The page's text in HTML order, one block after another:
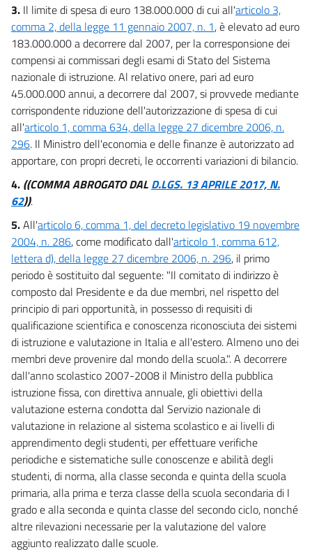
3. Il limite di spesa di euro 138.000.000 di cui all'articolo 3,
comma 2, della legge 11 gennaio 2007, n. 1, è elevato ad euro
183.000.000 a decorrere dal 2007, per la corresponsione dei
compensi ai commissari degli esami di Stato del Sistema
nazionale di istruzione. Al relativo onere, pari ad euro
45.000.000 annui, a decorrere dal 2007, si provvede mediante
corrispondente riduzione dell'autorizzazione di spesa di cui
all'articolo 1, comma 634, della legge 27 dicembre 2006, n.
296. Il Ministro dell'economia e delle finanze è autorizzato ad
apportare, con propri decreti, le occorrenti variazioni di bilancio.
4. ((COMMA ABROGATO DAL D.LGS. 13 APRILE 2017, N.
62)).
5.All'articolo 6, comma 1, del decreto legislativo 19 novembre
2004, n. 286, come modificato dall'articolo 1, comma 612,
lettera d), della legge 27 dicembre 2006, n. 296, il primo
periodo è sostituito dal seguente: "Il comitato di indirizzo è
composto dal Presidente e da due membri, nel rispetto del
principio di pari opportunità, in possesso di requisiti di
qualificazione scientifica e conoscenza riconosciuta dei sistemi
di istruzione e valutazione in Italia e all'estero. Almeno uno dei
membri deve provenire dal mondo della scuola.". A decorrere
dall'anno scolastico 2007-2008 il Ministro della pubblica
istruzione fissa, con direttiva annuale, gli obiettivi della
valutazione esterna condotta dal Servizio nazionale di
valutazione in relazione al sistema scolastico e ai livelli di
apprendimento degli studenti, per effettuare verifiche
periodiche e sistematiche sulle conoscenze e abilità degli
studenti, di norma, alla classe seconda e quinta della scuola
primaria, alla prima e terza classe della scuola secondaria di I
grado e alla seconda e quinta classe del secondo ciclo, nonché
altre rilevazioni necessarie per la valutazione del valore
aggiunto realizzato dalle scuole.